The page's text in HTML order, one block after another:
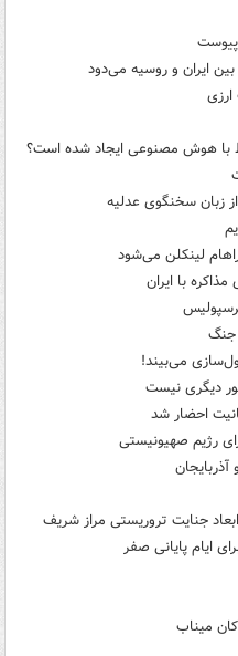
ایران و روسیه می‌دود
با هوش مصنوعی ایجاد شده است؟
زبان سخنگوی عدلیه
لینکلن می‌شود
با ایران
جنگ
می‌بیند!
دیگری نیست
احضار شد
رژیم صهیونیستی
آذربایجان
جنایت تروریستی مراز شریف
ایام پایانی صفر
میناب